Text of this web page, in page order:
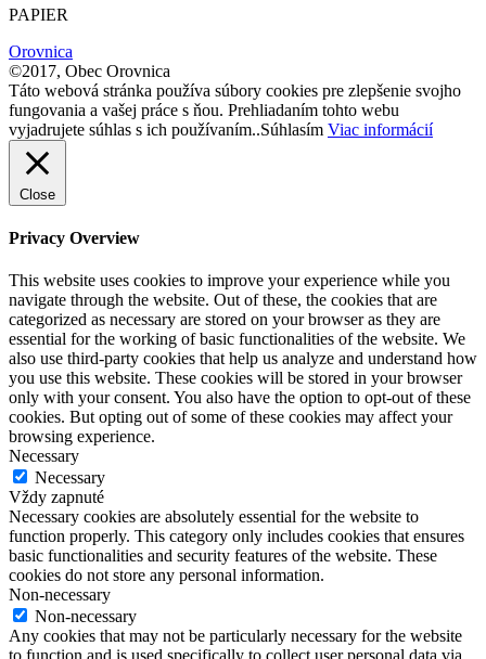
PAPIER
Orovnica
©2017, Obec Orovnica
Táto webová stránka používa súbory cookies pre zlepšenie svojho
fungovania a vašej práce s ňou. Prehliadaním tohto webu
vyjadrujete súhlas s ich používaním..Súhlasím Viac informácií
Close
Privacy Overview
This website uses cookies to improve your experience while you
navigate through the website. Out of these, the cookies that are
categorized as necessary are stored on your browser as they are
essential for the working of basic functionalities of the website. We
also use third-party cookies that help us analyze and understand how
you use this website. These cookies will be stored in your browser
only with your consent. You also have the option to opt-out of these
cookies. But opting out of some of these cookies may affect your
browsing experience.
Necessary
Necessary
Vždy zapnuté
Necessary cookies are absolutely essential for the website to
function properly. This category only includes cookies that ensures
basic functionalities and security features of the website. These
cookies do not store any personal information.
Non-necessary
Non-necessary
Any cookies that may not be particularly necessary for the website